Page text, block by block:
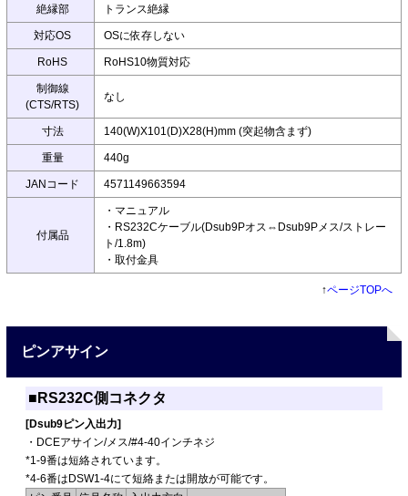
絶縁部 トランス絶縁
対応OS OSに依存しない
RoHS RoHS10物質対応
制御線
(CTS/RTS)
なし
寸法 140(W)X101(D)X28(H)mm (突起物含まず)
重量 440g
JANコード 4571149663594
付属品
・マニュアル
・RS232Cケーブル(Dsub9Pオス⇔Dsub9Pメス/ストレー
ト/1.8m)
・取付金具
↑ページTOPへ
ピンアサイン
■RS232C側コネクタ
[Dsub9ピン入出力]
・DCEアサイン/メス/#4-40インチネジ
*1-9番は短絡されています。
*4-6番はDSW1-4にて短絡または開放が可能です。